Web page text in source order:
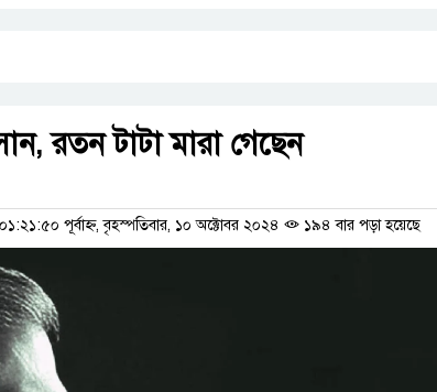
রতন টাটা মারা গেছেন
পূর্বাহ্ন, বৃহস্পতিবার, ১০ অক্টোবর ২০২৪ ১৯৪ বার পড়া হয়েছে